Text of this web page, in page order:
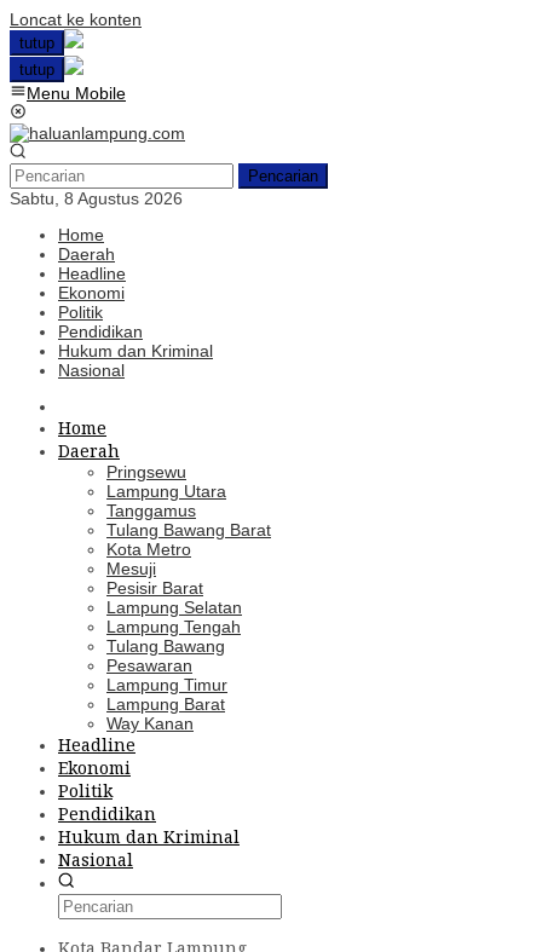
Loncat ke konten
tutup
tutup
Menu Mobile
Pencarian
Sabtu, 8 Agustus 2026
Home
Daerah
Headline
Ekonomi
Politik
Pendidikan
Hukum dan Kriminal
Nasional
Home
Daerah
Pringsewu
Lampung Utara
Tanggamus
Tulang Bawang Barat
Kota Metro
Mesuji
Pesisir Barat
Lampung Selatan
Lampung Tengah
Tulang Bawang
Pesawaran
Lampung Timur
Lampung Barat
Way Kanan
Headline
Ekonomi
Politik
Pendidikan
Hukum dan Kriminal
Nasional